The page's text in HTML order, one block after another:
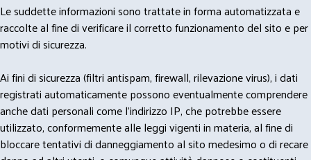
Le suddette informazioni sono trattate in forma automatizzata e
raccolte al fine di verificare il corretto funzionamento del sito e per
motivi di sicurezza.
Ai fini di sicurezza (filtri antispam, firewall, rilevazione virus), i dati
registrati automaticamente possono eventualmente comprendere
anche dati personali come l'indirizzo IP, che potrebbe essere
utilizzato, conformemente alle leggi vigenti in materia, al fine di
bloccare tentativi di danneggiamento al sito medesimo o di recare